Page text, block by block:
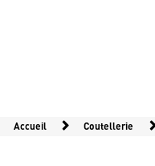
Accueil Coutellerie